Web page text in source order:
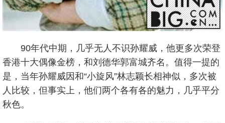
90年代中期，几乎无人不识孙耀威，他更多次荣登
香港十大偶像金榜，和刘德华郭富城齐名。值得一提的
是，当年孙耀威因和“小旋风”林志颖长相神似，多次被
人比较，但事实上，他们两个各有各的魅力，几乎平分
秋色。